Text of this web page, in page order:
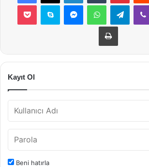
Pocket Skype MessengerWhatsApp
Yazdır
Kayıt Ol
Beni hatırla